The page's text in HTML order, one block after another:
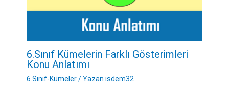
6.Sınıf Kümelerin Farklı Gösterimleri
Konu Anlatımı
6.Sınıf-Kümeler/ Yazan isdem32